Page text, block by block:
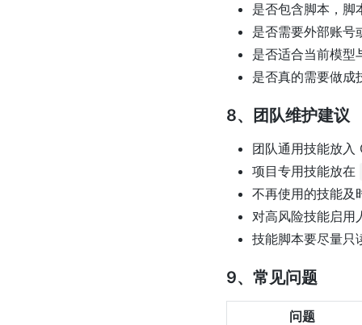
是否包含脚本，脚
是否需要外部账号
是否适合当前模型
是否真的需要做成
8、团队维护建议
团队通用技能放
项目专用技能放在
不再使用的技能及
对高风险技能启用
技能脚本要尽量只
9、常见问题
问题